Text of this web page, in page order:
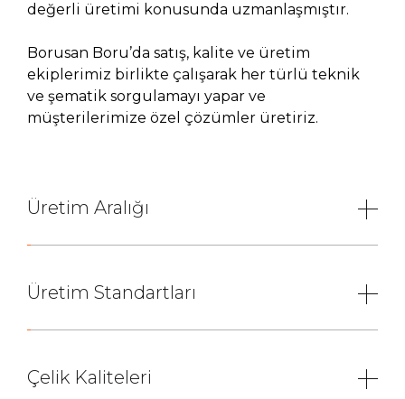
değerli üretimi konusunda uzmanlaşmıştır.
Borusan Boru’da satış, kalite ve üretim
ekiplerimiz birlikte çalışarak her türlü teknik
ve şematik sorgulamayı yapar ve
müşterilerimize özel çözümler üretiriz.
Üretim Aralığı
Üretim Standartları
Çelik Kaliteleri